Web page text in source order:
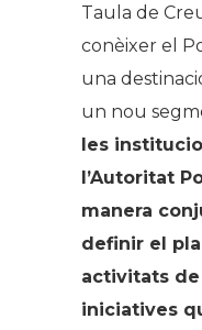
Taula de
conèixer el
una
un nou
les
l’Autoritat
manera
definir el
activitats
iniciatives